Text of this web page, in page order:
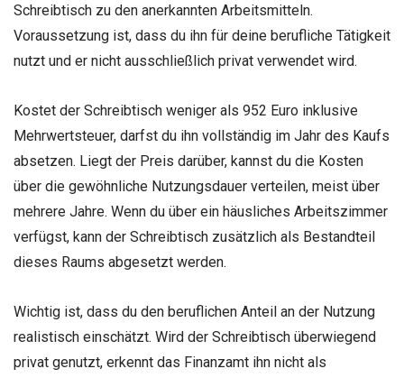
Schreibtisch zu den anerkannten Arbeitsmitteln.
Voraussetzung ist, dass du ihn für deine berufliche Tätigkeit
nutzt und er nicht ausschließlich privat verwendet wird.
Kostet der Schreibtisch weniger als 952 Euro inklusive
Mehrwertsteuer, darfst du ihn vollständig im Jahr des Kaufs
absetzen. Liegt der Preis darüber, kannst du die Kosten
über die gewöhnliche Nutzungsdauer verteilen, meist über
mehrere Jahre. Wenn du über ein häusliches Arbeitszimmer
verfügst, kann der Schreibtisch zusätzlich als Bestandteil
dieses Raums abgesetzt werden.
Wichtig ist, dass du den beruflichen Anteil an der Nutzung
realistisch einschätzt. Wird der Schreibtisch überwiegend
privat genutzt, erkennt das Finanzamt ihn nicht als